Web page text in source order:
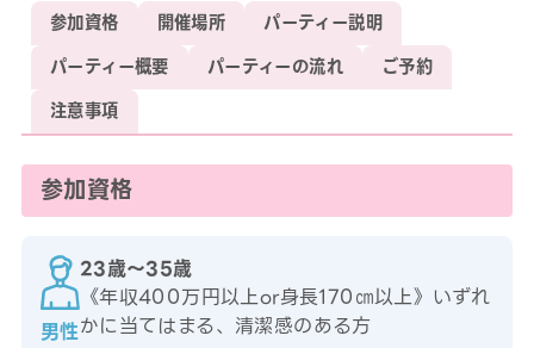
参加資格 開催場所
パーティー説明
パーティー概要
パーティーの流れ
ご予約
注意事項
参加資格
男性
23歳〜35歳
《年収400万円以上or身長170㎝以上》いずれ
かに当てはまる、清潔感のある方